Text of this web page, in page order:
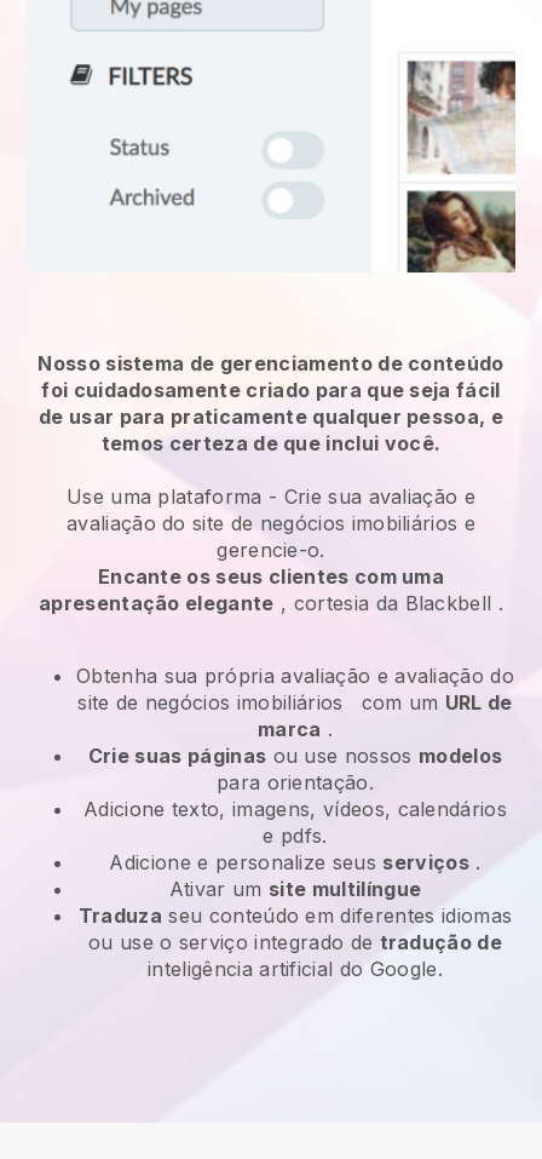
Nosso sistema de gerenciamento de conteúdo
foi cuidadosamente criado para que seja fácil
de usar para praticamente qualquer pessoa, e
temos certeza de que inclui você.
Use uma plataforma - Crie sua avaliação e
avaliação do site de negócios imobiliários e
gerencie-o.
Encante os seus clientes com uma
apresentação elegante , cortesia da Blackbell .
Obtenha sua própria avaliação e avaliação do
site de negócios imobiliários
com um URL de
marca .
Crie suas páginas ou use nossos modelos
para orientação.
Adicione texto, imagens, vídeos, calendários
e pdfs.
Adicione e personalize seus serviços.
Ativar um site multilíngue
Traduza seu conteúdo em diferentes idiomas
ou use o serviço integrado de tradução de
inteligência artificial do Google.